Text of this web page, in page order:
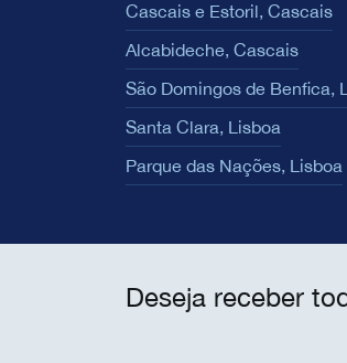
Cascais e Estoril, Cascais
Alcabideche, Cascais
São Domingos de Benfica,
Santa Clara, Lisboa
Parque das Nações, Lisboa
Deseja receber